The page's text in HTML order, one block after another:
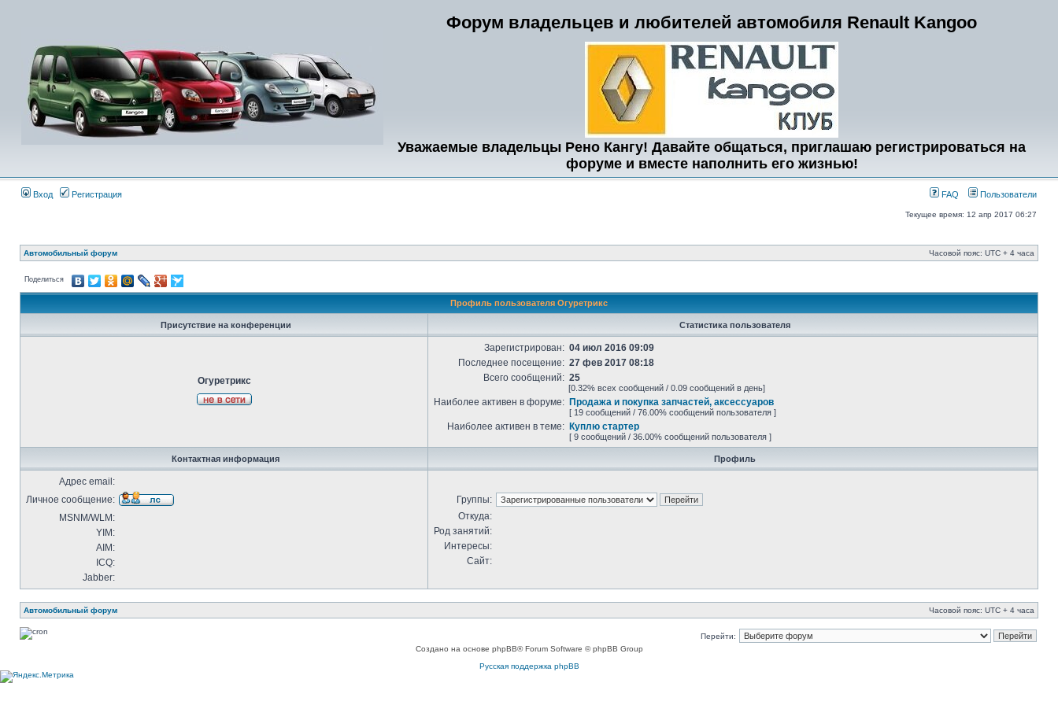
Форум владельцев и любителей автомобиля Renault Kangoo
Уважаемые владельцы Рено Кангу! Давайте общаться, приглашаю регистрироваться на
форуме и вместе наполнить его жизнью!
Вход Регистрация FAQ Пользователи
Текущее время: 12 апр 2017 06:27
Автомобильный форум Часовой пояс: UTC + 4 часа
Поделиться
Профиль пользователя Огуретрикс
Присутствие на конференции Статистика пользователя
Огуретрикс
Зарегистрирован: 04 июл 2016 09:09
Последнее посещение: 27 фев 2017 08:18
Всего сообщений: 25
[0.32% всех сообщений / 0.09 сообщений в день]
Наиболее активен в форуме: Продажа и покупка запчастей, аксессуаров
[ 19 сообщений / 76.00% сообщений пользователя ]
Наиболее активен в теме: Куплю стартер
[ 9 сообщений / 36.00% сообщений пользователя ]
Контактная информация Профиль
Адрес email:
Личное сообщение:
MSNM/WLM:
YIM:
AIM:
ICQ:
Jabber:
Группы:
Откуда:
Род занятий:
Интересы:
Сайт:
Автомобильный форум Часовой пояс: UTC + 4 часа
Перейти:
Создано на основе phpBB® Forum Software © phpBB Group
Русская поддержка phpBB